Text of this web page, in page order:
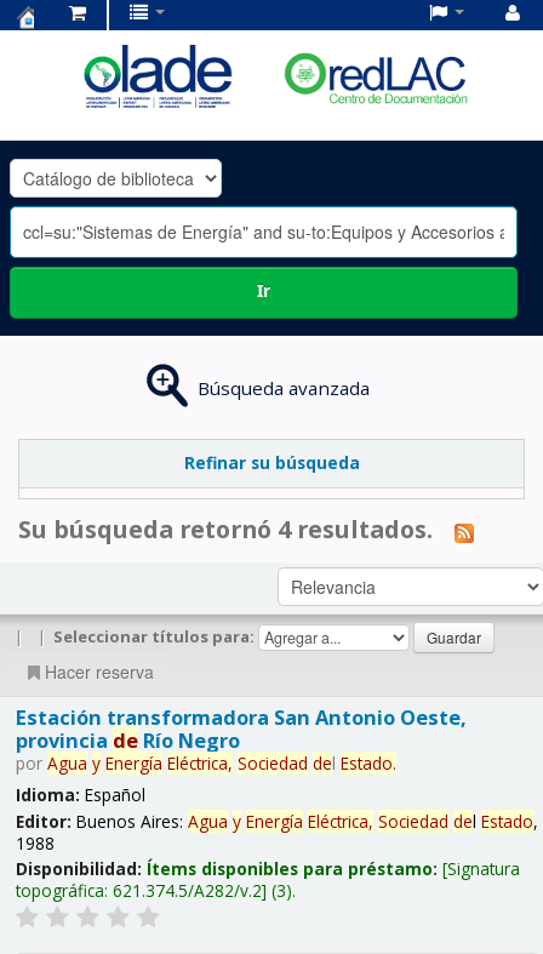
OLADE
-
Ir
Búsqueda avanzada
Refinar su búsqueda
Su búsqueda retornó 4 resultados.
| | Seleccionar títulos para:
Hacer reserva
Estación transformadora San Antonio Oeste,
provincia deRío Negro
por Agua y Energía Eléctrica, Sociedad del Estado.
Idioma: Español
Editor: Buenos Aires: Agua y Energía Eléctrica, Sociedad del Estado,
1988
Disponibilidad: Ítems disponibles para préstamo: Signatura
topográfica: 621.374.5/A282/v.2 (3).